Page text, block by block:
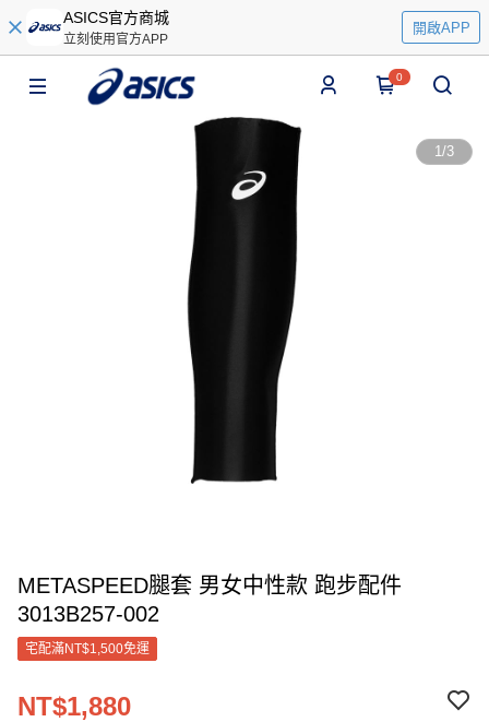
ASICS官方商城
立刻使用官方APP
開啟APP
0
1/3
METASPEED腿套 男女中性款 跑步配件
3013B257-002
宅配滿NT$1,500免運
NT$1,880